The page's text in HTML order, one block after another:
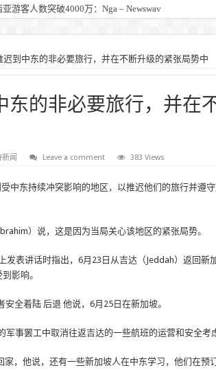
游客人数突破4000万：Nga – Newswav
迟到中东的非必要旅行，并在不断升级的紧张局势中
中东的非必要旅行，并在
闻 Leave a comment 383 Views
中东持续冲突影响的地区，以推迟他们的旅行并遵
）说，这是因为当局关心该地区的紧张局势。
发表讲话时指出，6月23日从吉达（Jeddah）返回新
影响。
安全着陆 后退 他说，6月25日在新加坡。
事罢工中取消往返吉达的一些航班的运营和安全考
家，他说，还有一些新加坡人在中东学习，他们在预